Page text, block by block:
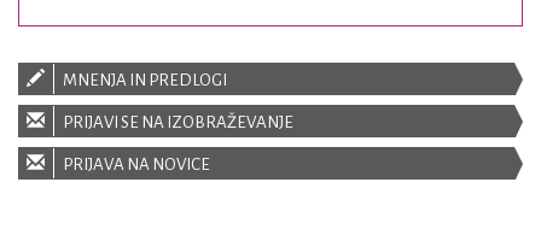
MNENJA IN PREDLOGI
PRIJAVI SE NA IZOBRAŽEVANJE
PRIJAVA NA NOVICE